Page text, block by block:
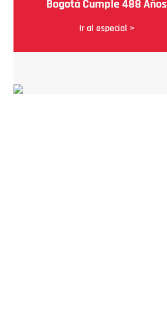
Bogotá Cumple 488 Años
Ir al especial >